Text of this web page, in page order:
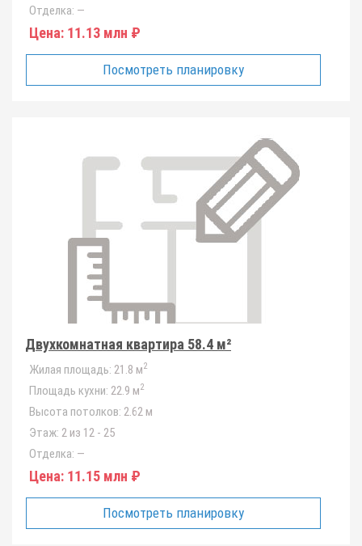
Отделка: —
Цена: 11.13 млн ₽
Посмотреть планировку
Двухкомнатная квартира 58.4 м²
Жилая площадь: 21.8 м2
Площадь кухни: 22.9 м2
Высота потолков: 2.62 м
Этаж: 2 из 12 - 25
Отделка: —
Цена: 11.15 млн ₽
Посмотреть планировку